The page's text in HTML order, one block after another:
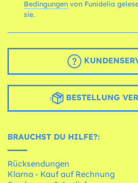
Bedingungen
sie.
BESTELLUNG
BRAUCHST DU HILFE?:
Rücksendungen
Klarna - Kauf auf Rechnung